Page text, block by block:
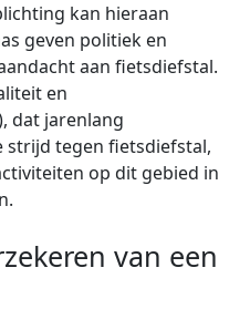
kan hieraan
geven politiek en
aan fietsdiefstal.
en
dat jarenlang
tegen fietsdiefstal,
op dit gebied in
van een